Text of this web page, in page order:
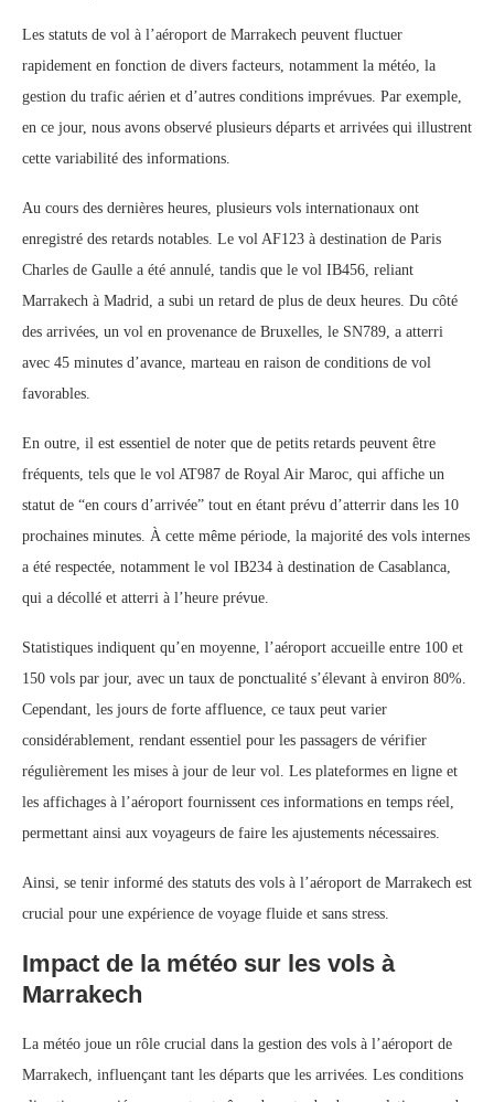
Les statuts de vol à l’aéroport de Marrakech peuvent fluctuer
rapidement en fonction de divers facteurs, notamment la météo, la
gestion du trafic aérien et d’autres conditions imprévues. Par exemple,
en ce jour, nous avons observé plusieurs départs et arrivées qui illustrent
cette variabilité des informations.
Au cours des dernières heures, plusieurs vols internationaux ont
enregistré des retards notables. Le vol AF123 à destination de Paris
Charles de Gaulle a été annulé, tandis que le vol IB456, reliant
Marrakech à Madrid, a subi un retard de plus de deux heures. Du côté
des arrivées, un vol en provenance de Bruxelles, le SN789, a atterri
avec 45 minutes d’avance, marteau en raison de conditions de vol
favorables.
En outre, il est essentiel de noter que de petits retards peuvent être
fréquents, tels que le vol AT987 de Royal Air Maroc, qui affiche un
statut de “en cours d’arrivée” tout en étant prévu d’atterrir dans les 10
prochaines minutes. À cette même période, la majorité des vols internes
a été respectée, notamment le vol IB234 à destination de Casablanca,
qui a décollé et atterri à l’heure prévue.
Statistiques indiquent qu’en moyenne, l’aéroport accueille entre 100 et
150 vols par jour, avec un taux de ponctualité s’élevant à environ 80%.
Cependant, les jours de forte affluence, ce taux peut varier
considérablement, rendant essentiel pour les passagers de vérifier
régulièrement les mises à jour de leur vol. Les plateformes en ligne et
les affichages à l’aéroport fournissent ces informations en temps réel,
permettant ainsi aux voyageurs de faire les ajustements nécessaires.
Ainsi, se tenir informé des statuts des vols à l’aéroport de Marrakech est
crucial pour une expérience de voyage fluide et sans stress.
Impact de la météo sur les vols à
Marrakech
La météo joue un rôle crucial dans la gestion des vols à l’aéroport de
Marrakech, influençant tant les départs que les arrivées. Les conditions